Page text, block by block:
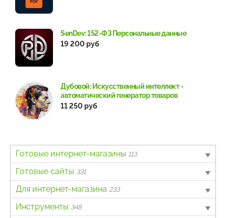
Готовые интернет-магазины 113
B2B4
Авто6
Бытовая техника и электроника
Готовые сайты 331
Landing page63
Информационный портал
Для интернет-магазина 233
Другое62
Инструменты 348
SenDev: 152-ФЗ Персональные данные
19 200 руб
Дубовой: Искусственный интеллект -
автоматический генератор товаров
11 250 руб